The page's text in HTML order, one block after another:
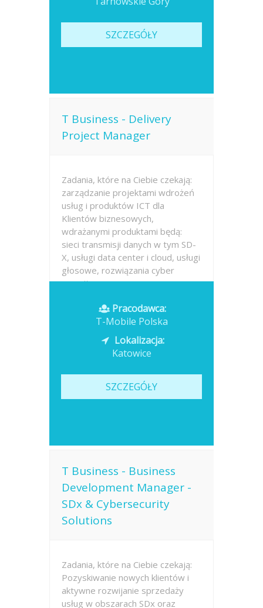
SZCZEGÓŁY
T Business - Delivery
Project Manager
Zadania, które na Ciebie czekają:
zarządzanie projektami wdrożeń
usług i produktów ICT dla
Klientów biznesowych,
wdrażanymi produktami będą:
sieci transmisji danych w tym SD-
X, usługi data center i cloud, usługi
głosowe, rozwiązania cyber
security,...
Opublikowano: dzisiajPracodawca:
T-Mobile Polska
Lokalizacja:
Katowice
SZCZEGÓŁY
T Business - Business
Development Manager -
SDx & Cybersecurity
Solutions
Zadania, które na Ciebie czekają:
Pozyskiwanie nowych klientów i
aktywne rozwijanie sprzedaży
usług w obszarach SDx oraz